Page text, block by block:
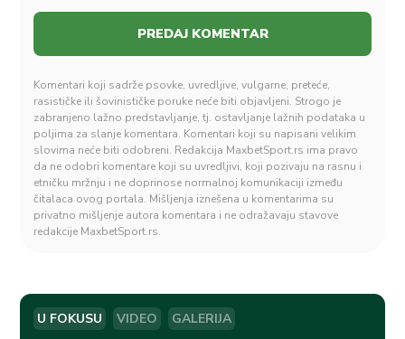
Komentari koji sadrže psovke, uvredljive, vulgarne, preteće,
rasističke ili šovinističke poruke neće biti objavljeni. Strogo je
zabranjeno lažno predstavljanje, tj. ostavljanje lažnih podataka u
poljima za slanje komentara. Komentari koji su napisani velikim
slovima neće biti odobreni. Redakcija MaxbetSport.rs ima pravo
da ne odobri komentare koji su uvredljivi, koji pozivaju na rasnu i
etničku mržnju i ne doprinose normalnoj komunikaciji između
čitalaca ovog portala. Mišljenja iznešena u komentarima su
privatno mišljenje autora komentara i ne odražavaju stavove
redakcije MaxbetSport.rs.
U FOKUSU VIDEO GALERIJA